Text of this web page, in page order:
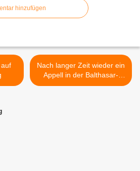
hinzufügen
Nach langer Zeit wieder ein
Appell in der Balthasar-
Neumann-Kaserne: